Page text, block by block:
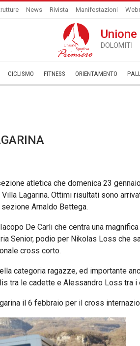
News Rivista Manifestazioni
CICLISMO FITNESS ORIENTAMENTO
atletica che domenica 23
Lagarina. Ottimi risultati sono
Arnaldo Bettega.
De Carli che centra una
Senior, podio per Nikolas Loss che
cross corto.
categoria ragazze, ed importante
tra le cadette e Alessandro Loss tra i
il 6 febbraio per il cross